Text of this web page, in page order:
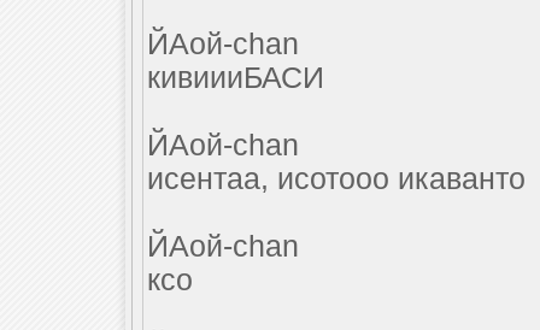
ЙАой-chan
кивиииБАСИ
ЙАой-chan
исентаа, исотооо икаванто
ЙАой-chan
ксо